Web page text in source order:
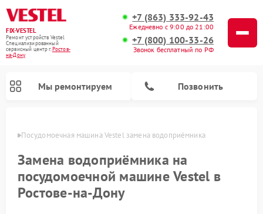
FIX-VESTEL
Ремонт устройств Vestel
Специализированный
cервисный центр г.Ростов-
на-Дону
+7 (863) 333-92-43
Ежедневно с 9:00 до 21:00
+7 (800) 100-33-26
Звонок бесплатный по РФ
Мы ремонтируем Позвонить
Посудомоечная машина Vestel замена водоприёмника
Замена водоприёмника на
посудомоечной машине Vestel в
Ростове-на-Дону